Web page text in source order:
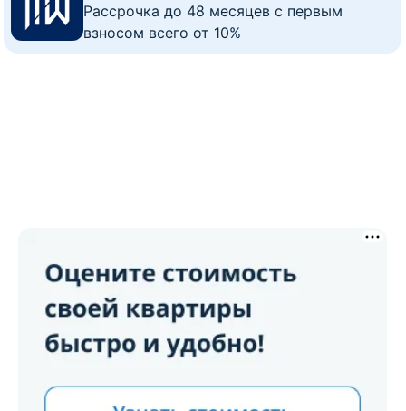
Рассрочка до 48 месяцев с первым
взносом всего от 10%